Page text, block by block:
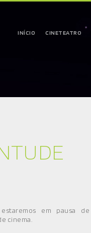
INÍCIO CINETEATRO
estaremos em pausa de
cinema.